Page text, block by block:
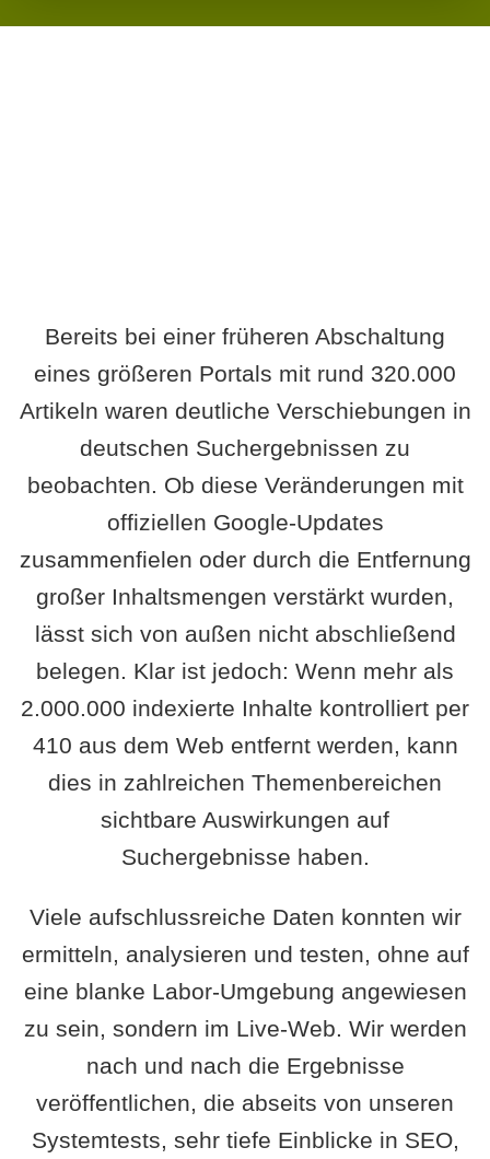
Bereits bei einer früheren Abschaltung
eines größeren Portals mit rund 320.000
Artikeln waren deutliche Verschiebungen in
deutschen Suchergebnissen zu
beobachten. Ob diese Veränderungen mit
offiziellen Google-Updates
zusammenfielen oder durch die Entfernung
großer Inhaltsmengen verstärkt wurden,
lässt sich von außen nicht abschließend
belegen. Klar ist jedoch: Wenn mehr als
2.000.000 indexierte Inhalte kontrolliert per
410 aus dem Web entfernt werden, kann
dies in zahlreichen Themenbereichen
sichtbare Auswirkungen auf
Suchergebnisse haben.
Viele aufschlussreiche Daten konnten wir
ermitteln, analysieren und testen, ohne auf
eine blanke Labor-Umgebung angewiesen
zu sein, sondern im Live-Web. Wir werden
nach und nach die Ergebnisse
veröffentlichen, die abseits von unseren
Systemtests, sehr tiefe Einblicke in SEO,